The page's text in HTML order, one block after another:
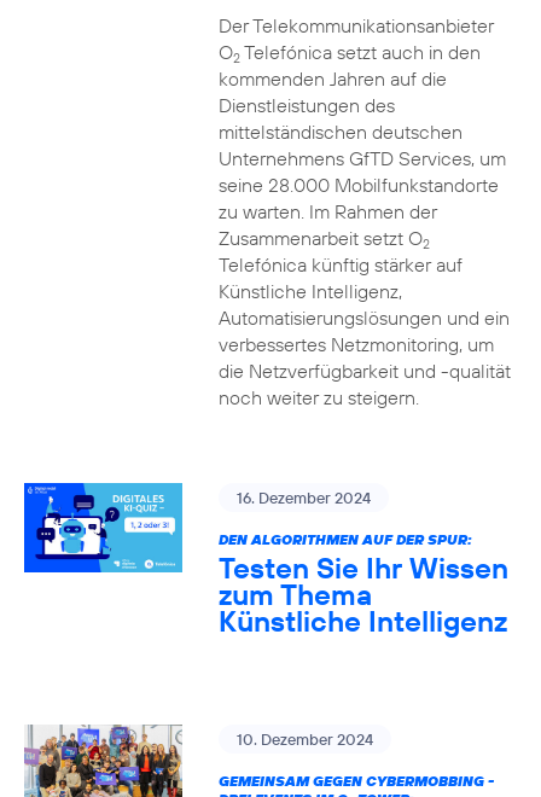
Der Telekommunikationsanbieter
O2Telefónica setzt auch in den
kommenden Jahren auf die
Dienstleistungen des
mittelständischen deutschen
Unternehmens GfTD Services, um
seine 28.000 Mobilfunkstandorte
zu warten. Im Rahmen der
Zusammenarbeit setzt O2
Telefónica künftig stärker auf
Künstliche Intelligenz,
Automatisierungslösungen und ein
verbessertes Netzmonitoring, um
die Netzverfügbarkeit und -qualität
noch weiter zu steigern.
16. Dezember 2024
DEN ALGORITHMEN AUF DER SPUR:
Testen Sie Ihr Wissen
zum Thema
Künstliche Intelligenz
10. Dezember 2024
GEMEINSAM GEGEN CYBERMOBBING -